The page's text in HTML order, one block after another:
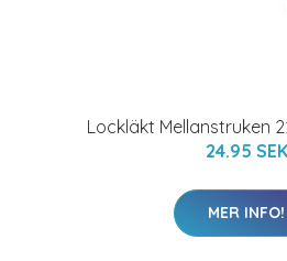
Lockläkt Mellanstruken
24.95 SEK
MER INFO!